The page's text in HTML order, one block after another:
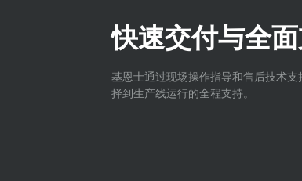
快速交付与全
基恩士通过现场操作指导和售后技术
择到生产线运行的全程支持。